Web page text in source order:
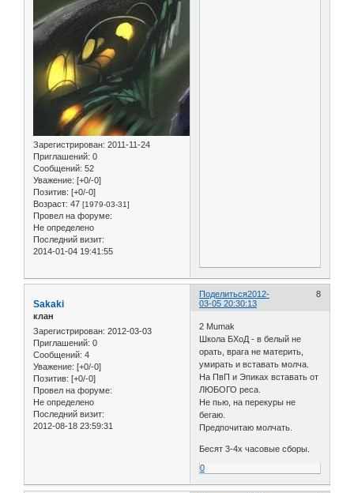
Зарегистрирован: 2011-11-24
Приглашений: 0
Сообщений: 52
Уважение: [+0/-0]
Позитив: [+0/-0]
Возраст: 47 [1979-03-31]
Провел на форуме:
Не определено
Последний визит:
2014-01-04 19:41:55
Поделиться 8
2012-
03-05 20:30:13
Sakaki
клан
Зарегистрирован: 2012-03-03
Приглашений: 0
Сообщений: 4
Уважение: [+0/-0]
Позитив: [+0/-0]
Провел на форуме:
Не определено
Последний визит:
2012-08-18 23:59:31
2 Mumak
Школа БХоД - в белый не
орать, врага не материть,
умирать и вставать молча.
На ПвП и Эпиках вставать от
ЛЮБОГО реса.
Не пью, на перекуры не
бегаю.
Предпочитаю молчать.
Бесят 3-4х часовые сборы.
0